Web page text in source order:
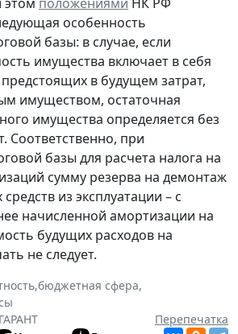
особенность
базы: в случае, если
имущества включает в себя
в будущем затрат,
имуществом, остаточная
имущества определяется без
Соответственно, при
базы для расчета налога на
сумму резерва на демонтаж
из эксплуатации – с
начисленной амортизации на
будущих расходов на
не следует.
,бюджетная сфера,
Перепечатка